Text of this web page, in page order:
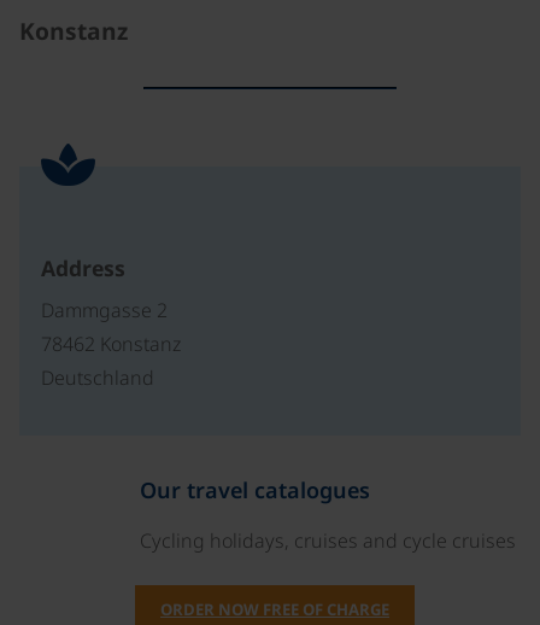
Konstanz
Address
Dammgasse 2
78462 Konstanz
Deutschland
Our travel catalogues
Cycling holidays, cruises and cycle cruises
ORDER NOW FREE OF CHARGE